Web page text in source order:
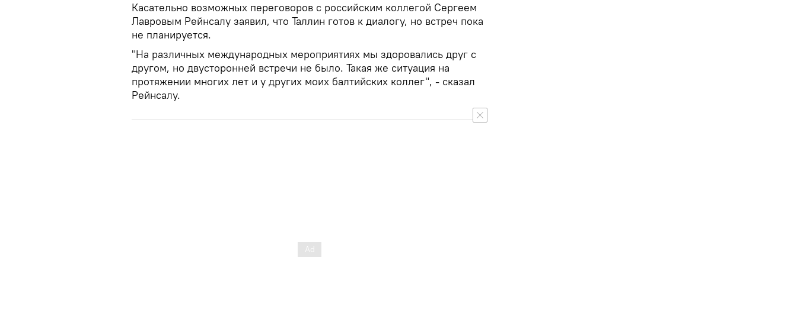
Касательно возможных переговоров с российским коллегой Сергеем
Лавровым Рейнсалу заявил, что Таллин готов к диалогу, но встреч пока
не планируется.
"На различных международных мероприятиях мы здоровались друг с
другом, но двусторонней встречи не было. Такая же ситуация на
протяжении многих лет и у других моих балтийских коллег", - сказал
Рейнсалу.